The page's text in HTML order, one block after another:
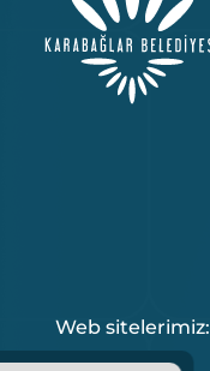
Web sitelerimiz: